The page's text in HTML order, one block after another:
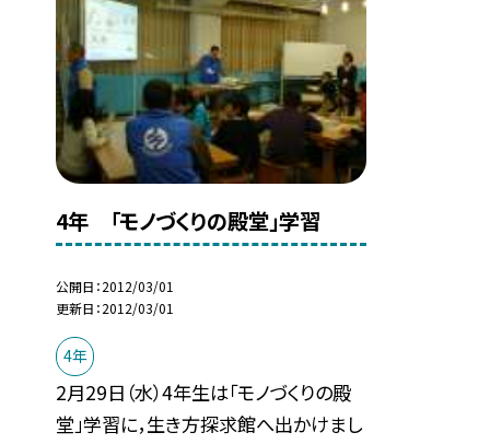
4年 「モノづくりの殿堂」学習
公開日 2012/03/01
更新日 2012/03/01
4年
2月29日（水）4年生は「モノづくりの殿
堂」学習に，生き方探求館へ出かけまし